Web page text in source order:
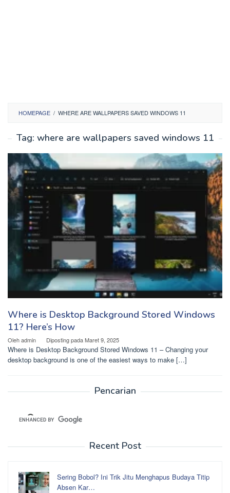
HOMEPAGE / WHERE ARE WALLPAPERS SAVED WINDOWS 11
Tag: where are wallpapers saved windows 11
Where is Desktop Background Stored Windows
11? Here’s How
Olehadmin Diposting padaMaret 9, 2025
Where is Desktop Background Stored Windows 11 – Changing your
desktop background is one of the easiest ways to make […]
Pencarian
Recent Post
Sering Bobol? Ini Trik Jitu Menghapus Budaya Titip
Absen Kar…